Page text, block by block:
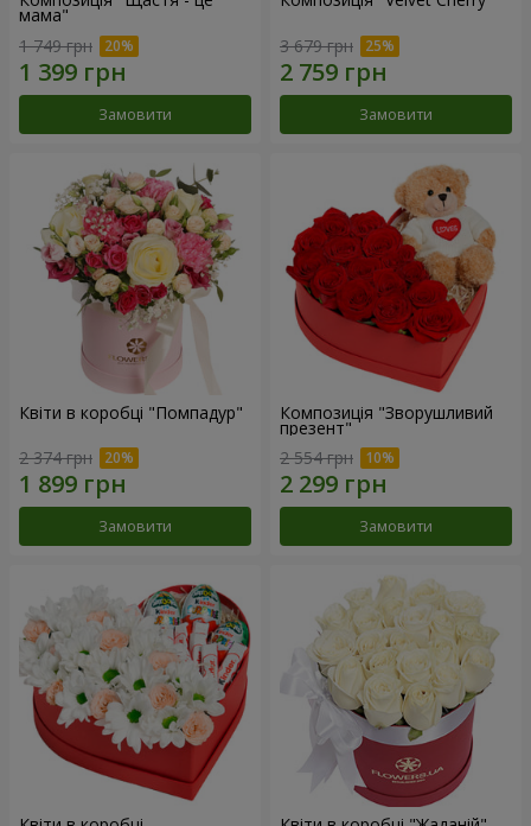
мама"
1 749 грн
Замовити
3 679 грн
Замовити
Квіти в коробці "Помпадур"
2 374 грн
Замовити
Композиція "Зворушливий
презент"
2 554 грн
Замовити